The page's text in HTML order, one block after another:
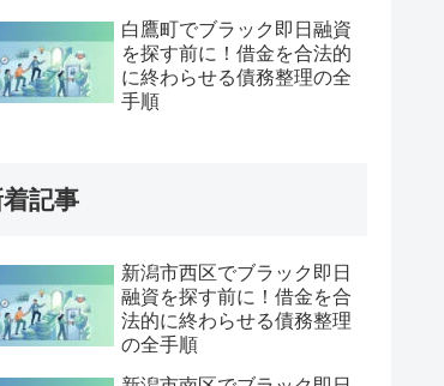
白鷹町でブラック即日融資
を探す前に！借金を合法的
に終わらせる債務整理の全
手順
記事
新潟市西区でブラック即日
融資を探す前に！借金を合
法的に終わらせる債務整理
の全手順